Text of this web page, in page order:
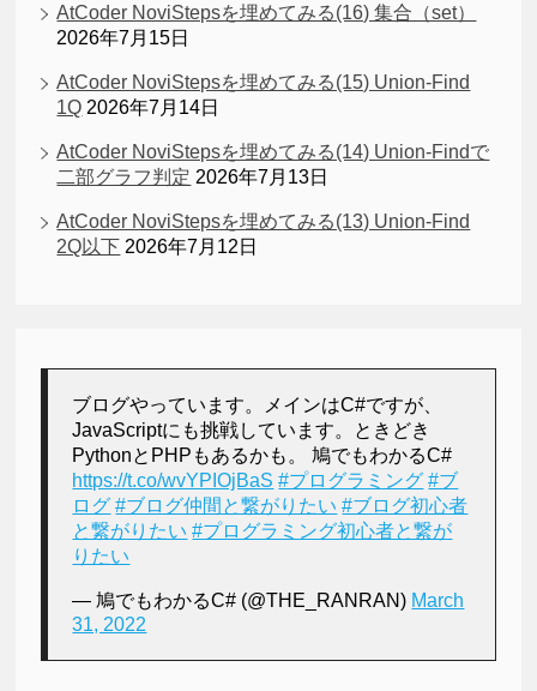
AtCoder NoviStepsを埋めてみる(16) 集合（set）
2026年7月15日
AtCoder NoviStepsを埋めてみる(15) Union-Find
1Q 2026年7月14日
AtCoder NoviStepsを埋めてみる(14) Union-Findで
二部グラフ判定 2026年7月13日
AtCoder NoviStepsを埋めてみる(13) Union-Find
2Q以下 2026年7月12日
ブログやっています。メインはC#ですが、
JavaScriptにも挑戦しています。ときどき
PythonとPHPもあるかも。 鳩でもわかるC#
https://t.co/wvYPIOjBaS #プログラミング #ブ
ログ #ブログ仲間と繋がりたい #ブログ初心者
と繋がりたい #プログラミング初心者と繋が
りたい
— 鳩でもわかるC# (@THE_RANRAN) March
31, 2022